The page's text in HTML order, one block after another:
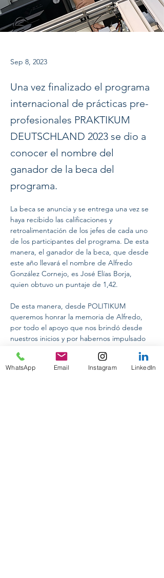
Sep 8, 2023
Una vez finalizado el programa
internacional de prácticas pre-
profesionales PRAKTIKUM
DEUTSCHLAND 2023 se dio a
conocer el nombre del
ganador de la beca del
programa.
La beca se anuncia y se entrega una vez se
haya recibido las calificaciones y
retroalimentación de los jefes de cada uno
de los participantes del programa. De esta
manera, el ganador de la beca, que desde
este año llevará el nombre de Alfredo
González Cornejo, es José Elías Borja,
quien obtuvo un puntaje de 1,42.
De esta manera, desde POLITIKUM
queremos honrar la memoria de Alfredo,
por todo el apoyo que nos brindó desde
nuestros inicios y por habernos impulsado
WhatsApp Email Instagram LinkedIn